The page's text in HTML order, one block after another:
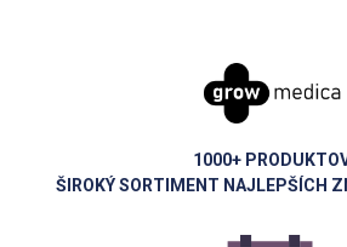
1000+
ŠIROKÝ SORTIMENT NAJLEPŠÍCH